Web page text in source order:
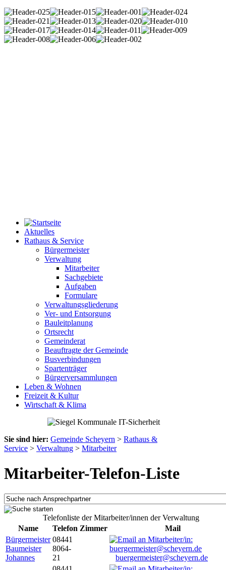
Aktuelles
Rathaus & Service
Bürgermeister
Verwaltung
Mitarbeiter
Sachgebiete
Aufgaben
Formulare
Verwaltungsgliederung
Ver- und Entsorgung
Bauleitplanung
Ortsrecht
Gemeinderat
Beauftragte der Gemeinde
Busverbindungen
Spartenträger
Bürgerversammlungen
Leben & Wohnen
Freizeit & Kultur
Wirtschaft & Klima
Sie sind hier: Gemeinde Scheyern > Rathaus &
Service > Verwaltung > Mitarbeiter
Mitarbeiter-Telefon-Liste
Telefonliste der Mitarbeiter/innen der Verwaltung
Name
Telefon Zimmer
Mail
Bürgermeister
Baumeister
Johannes
08441
8064-
21
buergermeister@scheyern.de